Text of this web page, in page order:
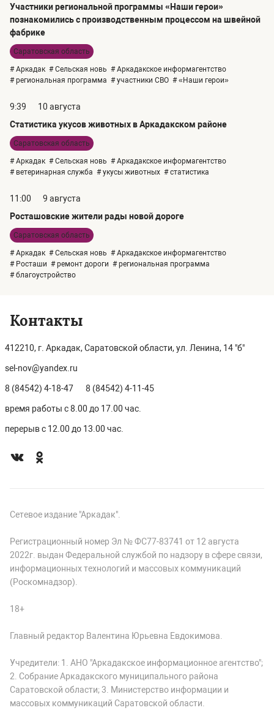
Участники региональной программы «Наши герои»
познакомились с производственным процессом на швейной
фабрике
Саратовская область
# Аркадак # Сельская новь # Аркадакское информагентство
# региональная программа # участники СВО # «Наши герои»
9:39
10 августа
Статистика укусов животных в Аркадакском районе
Саратовская область
# Аркадак # Сельская новь # Аркадакское информагентство
# ветеринарная служба # укусы животных # статистика
11:00
9 августа
Росташовские жители рады новой дороге
Саратовская область
# Аркадак # Сельская новь # Аркадакское информагентство
# Росташи # ремонт дороги # региональная программа
# благоустройство
Контакты
412210, г. Аркадак, Саратовской области, ул. Ленина, 14 "б"
sel-nov@yandex.ru
8 (84542) 4-18-47 8 (84542) 4-11-45
время работы с 8.00 до 17.00 час.
перерыв с 12.00 до 13.00 час.
Сетевое издание "Аркадак".
Регистрационный номер Эл № ФС77-83741 от 12 августа
2022г. выдан Федеральной службой по надзору в сфере связи,
информационных технологий и массовых коммуникаций
(Роскомнадзор).
18+
Главный редактор Валентина Юрьевна Евдокимова.
Учредители: 1. АНО "Аркадакское информационное агентство";
2. Собрание Аркадакского муниципального района
Саратовской области; 3. Министерство информации и
массовых коммуникаций Саратовской области.